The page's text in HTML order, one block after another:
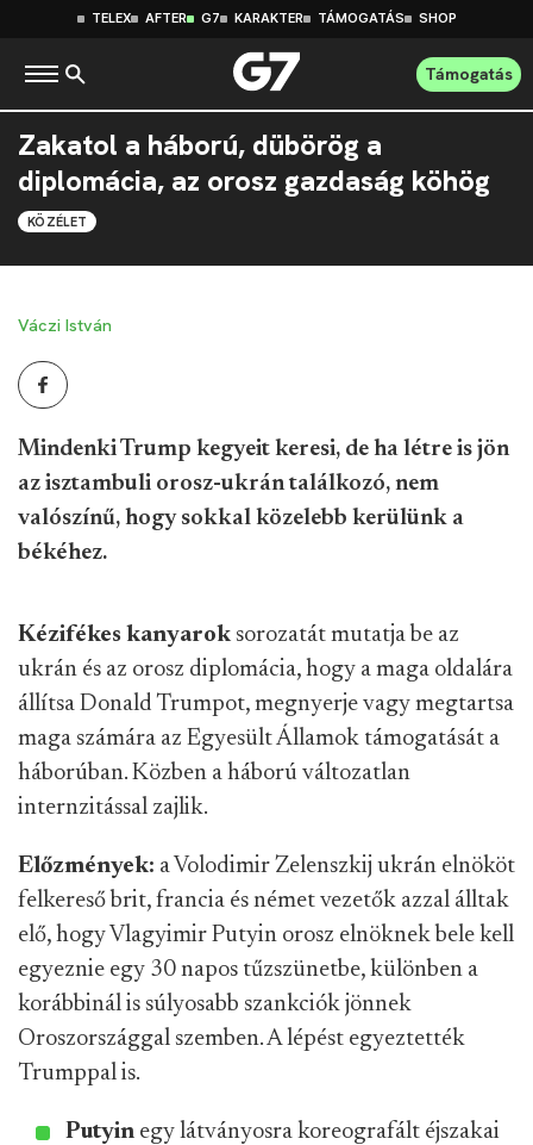
TELEX AFTER G7 KARAKTER TÁMOGATÁS SHOP
Támogatás
Zakatol a háború, dübörög a
diplomácia, az orosz gazdaság köhög
KÖZÉLET
Váczi István
Mindenki Trump kegyeit keresi, de ha létre is jön
az isztambuli orosz-ukrán találkozó, nem
valószínű, hogy sokkal közelebb kerülünk a
békéhez.
Kézifékes kanyarok sorozatát mutatja be az
ukrán és az orosz diplomácia, hogy a maga oldalára
állítsa Donald Trumpot, megnyerje vagy megtartsa
maga számára az Egyesült Államok támogatását a
háborúban. Közben a háború változatlan
internzitással zajlik.
Előzmények: a Volodimir Zelenszkij ukrán elnököt
felkereső brit, francia és német vezetők azzal álltak
elő, hogy Vlagyimir Putyin orosz elnöknek bele kell
egyeznie egy 30 napos tűzszünetbe, különben a
korábbinál is súlyosabb szankciók jönnek
Oroszországgal szemben. A lépést egyeztették
Trumppal is.
Putyin egy látványosra koreografált éjszakai